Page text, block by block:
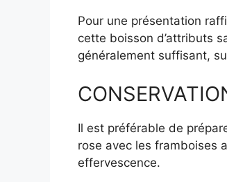
Pour une présentation
cette boisson d’attributs
généralement suffisant,
Il est préférable de
rose avec les framboises
effervescence.